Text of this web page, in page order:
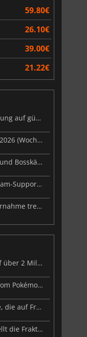
59.80€
26.10€
39.00€
21.22€
Steam Frame: Preis-Leak zerstört Hoffnung auf günstiges VR-Headset
Neue Videospiele der Woche – August 2026 (Woche 32)
Palworld-Update verbessert Sunreach und Bosskämpfe deutlich
Microsoft überdenkt Project Helix – Steam-Support gefährdet
Malware-Karten und eine Discord-Übernahme treffen Meccha Chameleon
Resident Evil Veronica steht bereits auf über 2 Millionen Wunschlisten
Beast of Reincarnation: Frischer Kurs vom Pokémon-Studio
Big Walk ist jetzt erhältlich – eine Reise, die auf Freundschaft basiert
Warhammer 40.000: Dawn of War 4 stellt die Fraktion der Necrons vor